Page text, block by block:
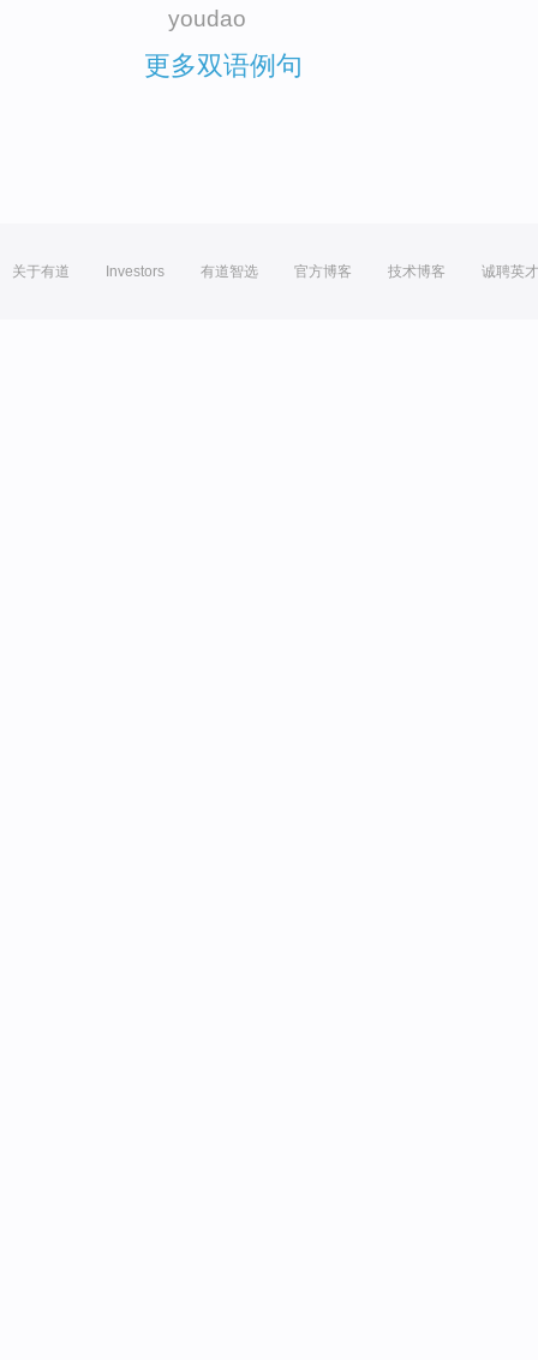
youdao
更多双语例句
关于有道 Investors 有道智选 官方博客 技术博客 诚聘英才